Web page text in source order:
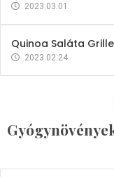
2023.03.01.
Quinoa Saláta
2023.02.24.
Gyógynövények
Mindent a
2023.12.21.